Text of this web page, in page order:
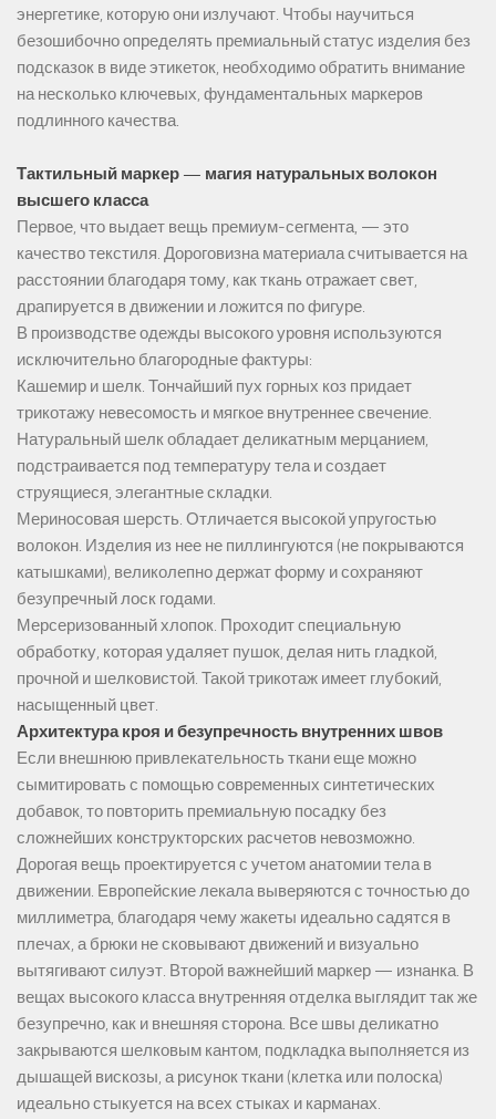
энергетике, которую они излучают. Чтобы научиться
безошибочно определять премиальный статус изделия без
подсказок в виде этикеток, необходимо обратить внимание
на несколько ключевых, фундаментальных маркеров
подлинного качества.
Тактильный маркер — магия натуральных волокон
высшего класса
Первое, что выдает вещь премиум-сегмента, — это
качество текстиля. Дороговизна материала считывается на
расстоянии благодаря тому, как ткань отражает свет,
драпируется в движении и ложится по фигуре.
В производстве одежды высокого уровня используются
исключительно благородные фактуры:
Кашемир и шелк. Тончайший пух горных коз придает
трикотажу невесомость и мягкое внутреннее свечение.
Натуральный шелк обладает деликатным мерцанием,
подстраивается под температуру тела и создает
струящиеся, элегантные складки.
Мериносовая шерсть. Отличается высокой упругостью
волокон. Изделия из нее не пиллингуются (не покрываются
катышками), великолепно держат форму и сохраняют
безупречный лоск годами.
Мерсеризованный хлопок. Проходит специальную
обработку, которая удаляет пушок, делая нить гладкой,
прочной и шелковистой. Такой трикотаж имеет глубокий,
насыщенный цвет.
Архитектура кроя и безупречность внутренних швов
Если внешнюю привлекательность ткани еще можно
сымитировать с помощью современных синтетических
добавок, то повторить премиальную посадку без
сложнейших конструкторских расчетов невозможно.
Дорогая вещь проектируется с учетом анатомии тела в
движении. Европейские лекала выверяются с точностью до
миллиметра, благодаря чему жакеты идеально садятся в
плечах, а брюки не сковывают движений и визуально
вытягивают силуэт. Второй важнейший маркер — изнанка. В
вещах высокого класса внутренняя отделка выглядит так же
безупречно, как и внешняя сторона. Все швы деликатно
закрываются шелковым кантом, подкладка выполняется из
дышащей вискозы, а рисунок ткани (клетка или полоска)
идеально стыкуется на всех стыках и карманах.